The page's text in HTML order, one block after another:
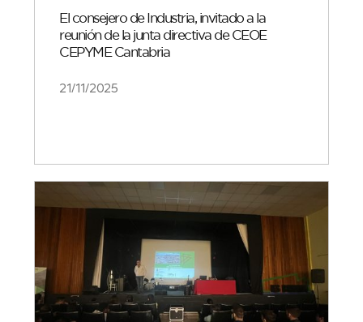
El consejero de Industria, invitado a la
reunión de la junta directiva de CEOE
CEPYME Cantabria
21/11/2025